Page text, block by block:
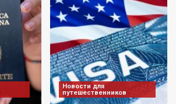
Новости для
путешественников